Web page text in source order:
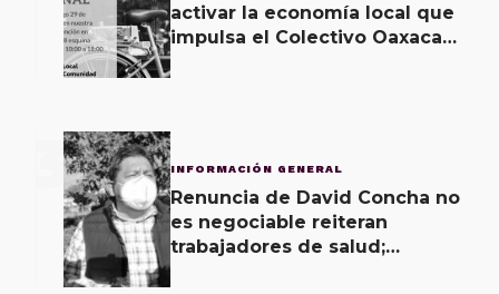
activar la economía local que
impulsa el Colectivo Oaxaca
3 INFORMACIÓN GENERAL
Renuncia de David Concha no
es negociable reiteran
trabajadores de salud;